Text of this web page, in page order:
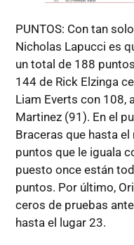
PUNTOS: Con tan
Nicholas Lapucci es
un total de 188
144 de Rick Elzinga
Liam Everts con 108,
Martinez (91). En el
Braceras que hasta
puntos que le iguala
puesto once están
puntos. Por último,
ceros de pruebas
hasta el lugar 23.